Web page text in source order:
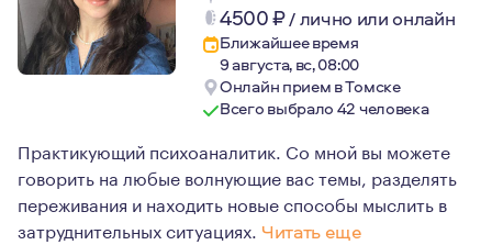
4500₽/лично или онлайн
Ближайшее время
9 августа, вс, 08:00
Онлайн прием в Томске
Всего выбрало 42 человека
Практикующий психоаналитик. Со мной вы можете
говорить на любые волнующие вас темы, разделять
переживания и находить новые способы мыслить в
затруднительных ситуациях. Читать еще